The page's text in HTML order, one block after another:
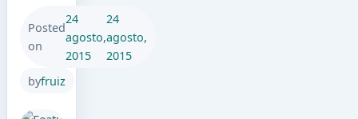
Posted
on
24
agosto,
2015
24
agosto,
2015
byfruiz